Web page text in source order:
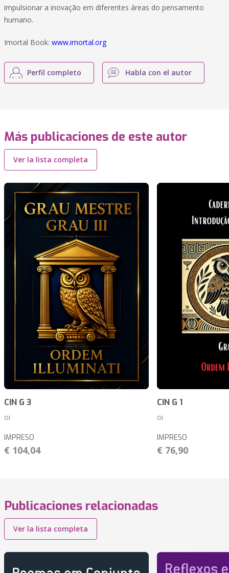
impulsionar a inovação em diferentes áreas do pensamento
humano.
Imortal Book: www.imortal.org
Perfil completo Habla con el autor
Más publicaciones de este autor
Ver la lista completa
CIN G 3
oi
IMPRESO
€ 104,04
CIN G 1
oi
IMPRESO
€ 76,90
Publicaciones relacionadas
Ver la lista completa